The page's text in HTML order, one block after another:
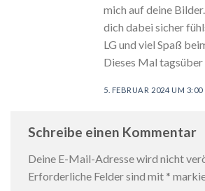
mich auf deine
dich dabei sicher
LG und viel Spaß
Dieses Mal tagsüber
5. FEBRUAR 2024 UM 3:00
Schreibe einen Kommentar
Deine E-Mail-Adresse wird nicht
Erforderliche Felder sind mit *